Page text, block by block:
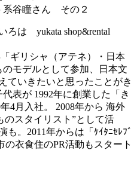
谷瞳さん その２
は yukata shop&rental
ギリシャ（アテネ）・日本
モデルとして参加、日本文
ていきたいと思ったことがき
表が 1992年に創業した「き
4月入社。 2008年から 海外
のスタイリスト”として活
。2011年からは「ｹｲﾀﾆｾﾚﾌﾞ
の衣食住のPR活動もスタート